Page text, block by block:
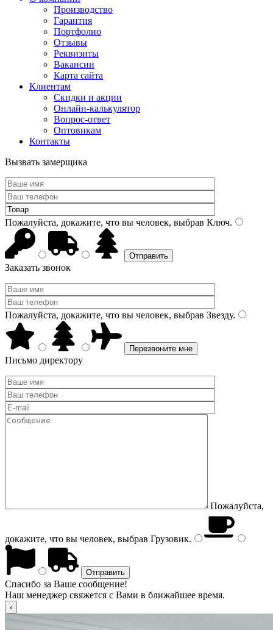
Производство
Гарантия
Портфолио
Отзывы
Реквизиты
Вакансии
Карта сайта
Клиентам
Скидки и акции
Онлайн-калькулятор
Вопрос-ответ
Оптовикам
Контакты
Вызвать замерщика
Пожалуйста, докажите, что вы человек, выбрав Ключ.
Заказать звонок
Пожалуйста, докажите, что вы человек, выбрав Звезду.
Письмо директору
Пожалуйста,
докажите, что вы человек, выбрав Грузовик.
Спасибо за Ваше сообщение!
Наш менеджер свяжется с Вами в ближайшее время.